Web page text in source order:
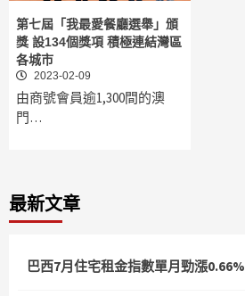
第七屆「我最愛餐廳選舉」頒
獎 設134個獎項 積極連結灣區
各城市
2023-02-09
由商號會員逾1,300間的澳
門…
最新文章
巴西7月住宅租金指數單月勁漲0.66%